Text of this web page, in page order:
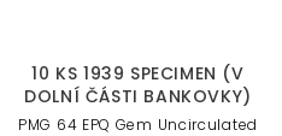
10 KS 1939 SPECIMEN (V
DOLNÍ ČÁSTI BANKOVKY)
PMG 64 EPQ Gem Uncirculated